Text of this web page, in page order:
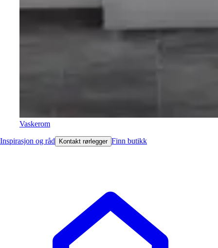
Vaskerom
Inspirasjon og råd Kontakt rørlegger Finn butikk